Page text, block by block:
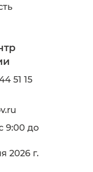
51 15
9:00 до
2026 г.